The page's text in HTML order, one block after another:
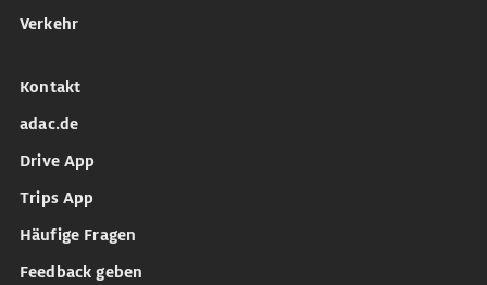
Verkehr
Kontakt
adac.de
Drive App
Trips App
Häufige Fragen
Feedback geben